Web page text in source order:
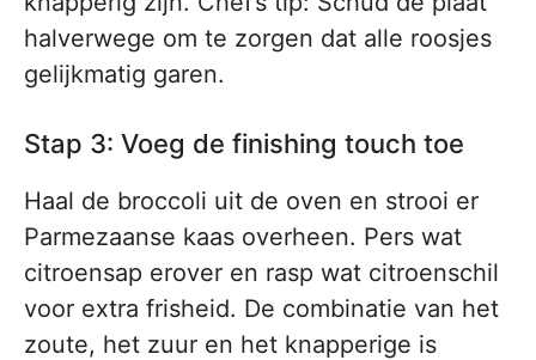
halverwege om te zorgen dat alle roosjes
gelijkmatig garen.
Stap 3: Voeg de finishing touch toe
Haal de broccoli uit de oven en strooi er
Parmezaanse kaas overheen. Pers wat
citroensap erover en rasp wat citroenschil
voor extra frisheid. De combinatie van het
zoute, het zuur en het knapperige is